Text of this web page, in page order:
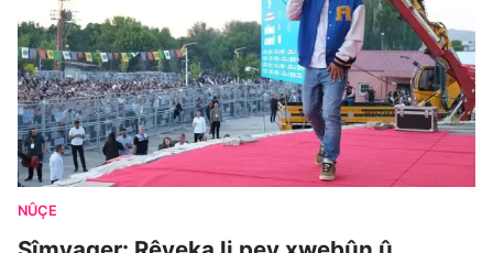
NÛÇE